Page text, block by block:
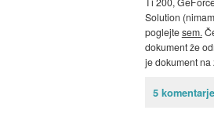
Solution
poglejtesem.
dokument že
je dokument na
5